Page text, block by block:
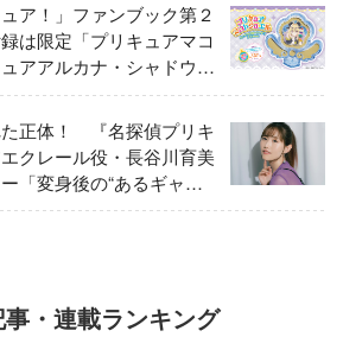
ア！」ファンブック第２
は限定「プリキュアマコ
アアルカナ・シャドウ
アエクレールを大特
正体！ 『名探偵プリキ
クレール役・長谷川育美
「変身後の“あるギャッ
」
事・連載ランキング